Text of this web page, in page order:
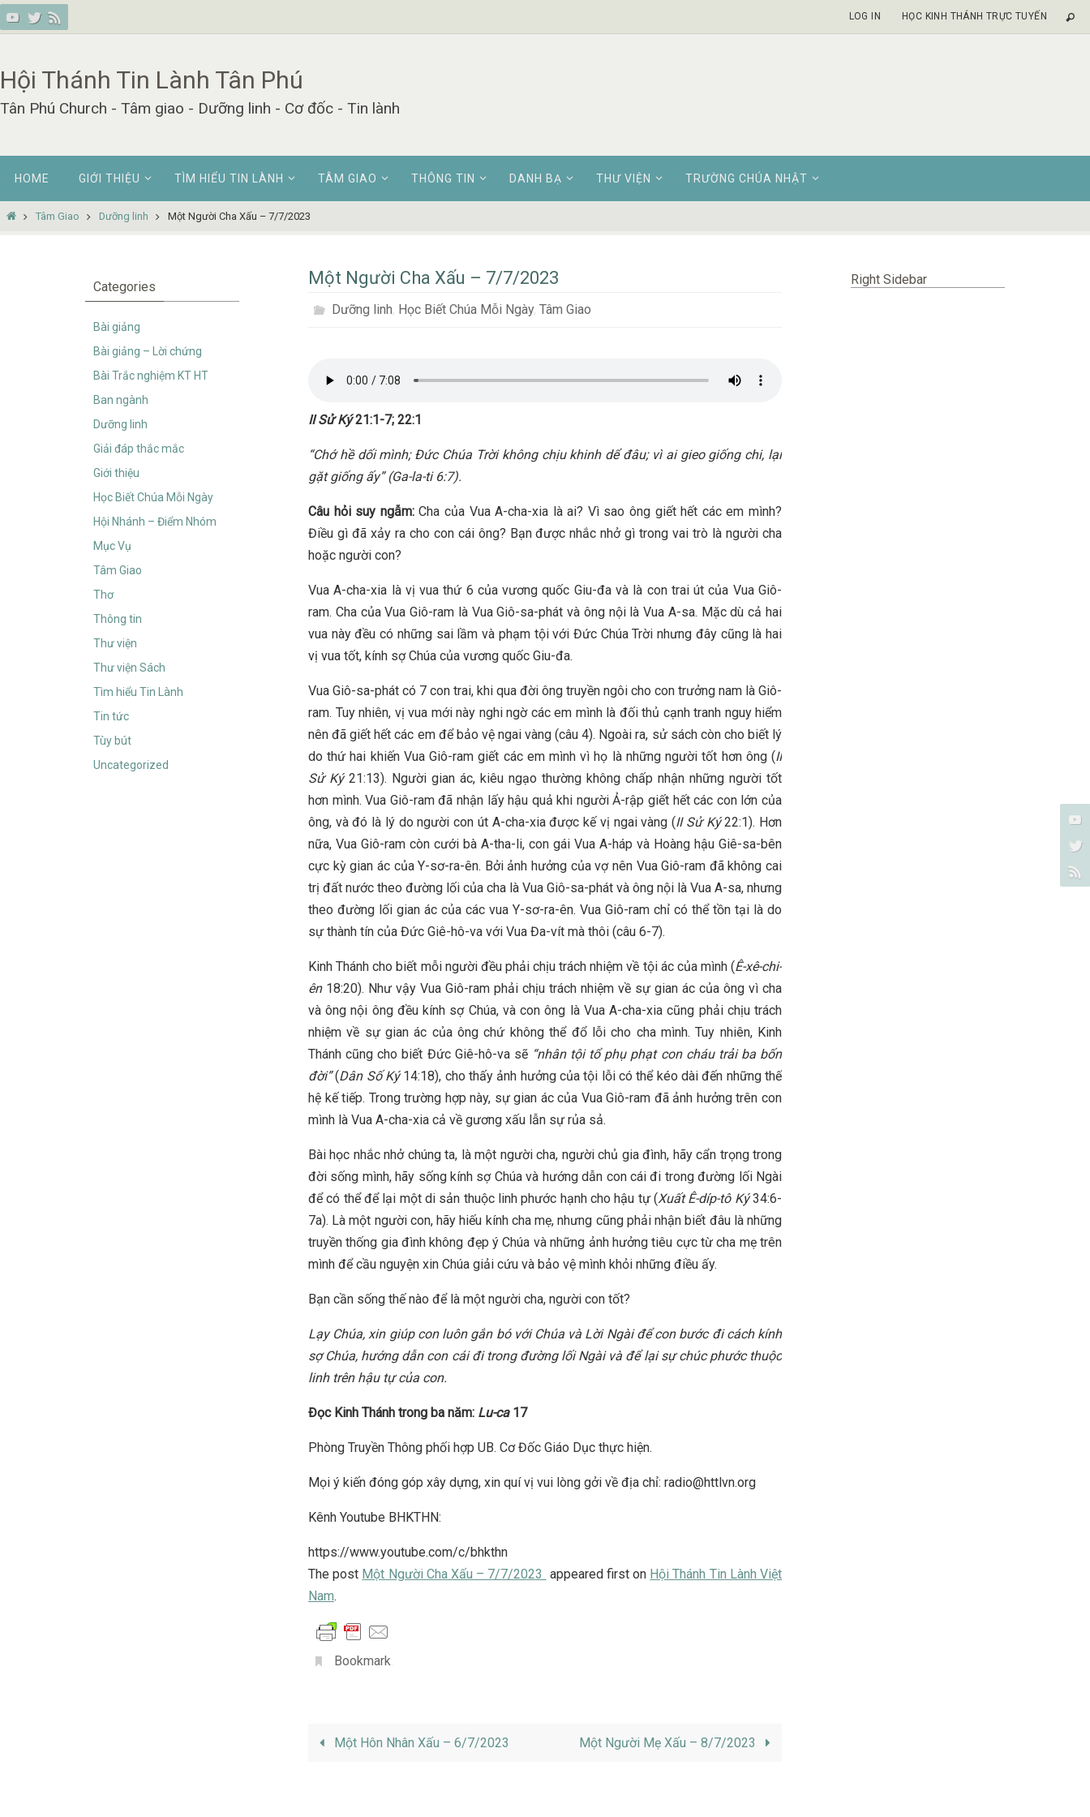
Skip
to
LOG IN HỌC KINH THÁNH TRỰC TUYẾN
Hội Thánh Tin Lành Tân Phú
Tân Phú Church - Tâm giao - Dưỡng linh - Cơ đốc - Tin lành
content
HOME GIỚI THIỆU TÌM HIỂU TIN LÀNH TÂM GIAO THÔNG TIN DANH BẠ THƯ VIỆN TRƯỜNG CHÚA NHẬT
HomeTâm Giao Dưỡng linh Một Người Cha Xấu – 7/7/2023
Một Người Cha Xấu – 7/7/2023
Dưỡng linh, Học Biết Chúa Mỗi Ngày, Tâm Giao
IISử Ký21:1-7; 22:1
“Chớ hề dối mình; Đức Chúa Trời không chịu khinh dể đâu; vì ai gieo giống chi, lại
gặt giống ấy” (Ga-la-ti 6:7).
Câu hỏi suy ngẫm:Cha của Vua A-cha-xia là ai? Vì sao ông giết hết các em mình?
Điều gì đã xảy ra cho con cái ông? Bạn được nhắc nhở gì trong vai trò là người cha
hoặc người con?
Vua A-cha-xia là vị vua thứ 6 của vương quốc Giu-đa và là con trai út của Vua Giô-
ram. Cha của Vua Giô-ram là Vua Giô-sa-phát và ông nội là Vua A-sa. Mặc dù cả hai
vua này đều có những sai lầm và phạm tội với Đức Chúa Trời nhưng đây cũng là hai
vị vua tốt, kính sợ Chúa của vương quốc Giu-đa.
Vua Giô-sa-phát có 7 con trai, khi qua đời ông truyền ngôi cho con trưởng nam là Giô-
ram. Tuy nhiên, vị vua mới này nghi ngờ các em mình là đối thủ cạnh tranh nguy hiểm
nên đã giết hết các em để bảo vệ ngai vàng (câu 4). Ngoài ra, sử sách còn cho biết lý
do thứ hai khiến Vua Giô-ram giết các em mình vì họ là những người tốt hơn ông (II
Sử Ký21:13). Người gian ác, kiêu ngạo thường không chấp nhận những người tốt
hơn mình. Vua Giô-ram đã nhận lấy hậu quả khi người Ả-rập giết hết các con lớn của
ông, và đó là lý do người con út A-cha-xia được kế vị ngai vàng (II Sử Ký22:1). Hơn
nữa, Vua Giô-ram còn cưới bà A-tha-li, con gái Vua A-háp và Hoàng hậu Giê-sa-bên
cực kỳ gian ác của Y-sơ-ra-ên. Bởi ảnh hưởng của vợ nên Vua Giô-ram đã không cai
trị đất nước theo đường lối của cha là Vua Giô-sa-phát và ông nội là Vua A-sa, nhưng
theo đường lối gian ác của các vua Y-sơ-ra-ên. Vua Giô-ram chỉ có thể tồn tại là do
sự thành tín của Đức Giê-hô-va với Vua Đa-vít mà thôi (câu 6-7).
Kinh Thánh cho biết mỗi người đều phải chịu trách nhiệm về tội ác của mình (Ê-xê-chi-
ên18:20). Như vậy Vua Giô-ram phải chịu trách nhiệm về sự gian ác của ông vì cha
và ông nội ông đều kính sợ Chúa, và con ông là Vua A-cha-xia cũng phải chịu trách
nhiệm về sự gian ác của ông chứ không thể đổ lỗi cho cha mình. Tuy nhiên, Kinh
Thánh cũng cho biết Đức Giê-hô-va sẽ “nhân tội tổ phụ phạt con cháu trải ba bốn
đời”(Dân Số Ký14:18), cho thấy ảnh hưởng của tội lỗi có thể kéo dài đến những thế
hệ kế tiếp. Trong trường hợp này, sự gian ác của Vua Giô-ram đã ảnh hưởng trên con
mình là Vua A-cha-xia cả về gương xấu lẫn sự rủa sả.
Bài học nhắc nhở chúng ta, là một người cha, người chủ gia đình, hãy cẩn trọng trong
đời sống mình, hãy sống kính sợ Chúa và hướng dẫn con cái đi trong đường lối Ngài
để có thể để lại một di sản thuộc linh phước hạnh cho hậu tự (XuấtÊ-díp-tô Ký34:6-
7a). Là một người con, hãy hiếu kính cha mẹ, nhưng cũng phải nhận biết đâu là những
truyền thống gia đình không đẹp ý Chúa và những ảnh hưởng tiêu cực từ cha mẹ trên
mình để cầu nguyện xin Chúa giải cứu và bảo vệ mình khỏi những điều ấy.
Bạn cần sống thế nào để là một người cha, người con tốt?
Lạy Chúa, xin giúpconluôn gắn bó với Chúa và Lời Ngài để conbước đi cách kính
sợ Chúa, hướng dẫn con cái đi trong đường lối Ngàivà để lại sự chúc phước thuộc
linh trên hậu tự của con.
Đọc Kinh Thánh trong ba năm: Lu-ca 17
Phòng Truyền Thông phối hợp UB. Cơ Đốc Giáo Dục thực hiện.
Mọi ý kiến đóng góp xây dựng, xin quí vị vui lòng gởi về địa chỉ: radio@httlvn.org
Kênh Youtube BHKTHN:
https://www.youtube.com/c/bhkthn
The post Một Người Cha Xấu – 7/7/2023 appeared first on Hội Thánh Tin Lành Việt
Nam.
Bookmark.
Một Hôn Nhân Xấu – 6/7/2023 Một Người Mẹ Xấu – 8/7/2023
Categories
Bài giảng
Bài giảng – Lời chứng
Bài Trắc nghiệm KT HT
Ban ngành
Dưỡng linh
Giải đáp thắc mắc
Giới thiệu
Học Biết Chúa Mỗi Ngày
Hội Nhánh – Điểm Nhóm
Mục Vụ
Tâm Giao
Thơ
Thông tin
Thư viện
Thư viện Sách
Tìm hiểu Tin Lành
Tin tức
Tùy bút
Uncategorized
Right Sidebar